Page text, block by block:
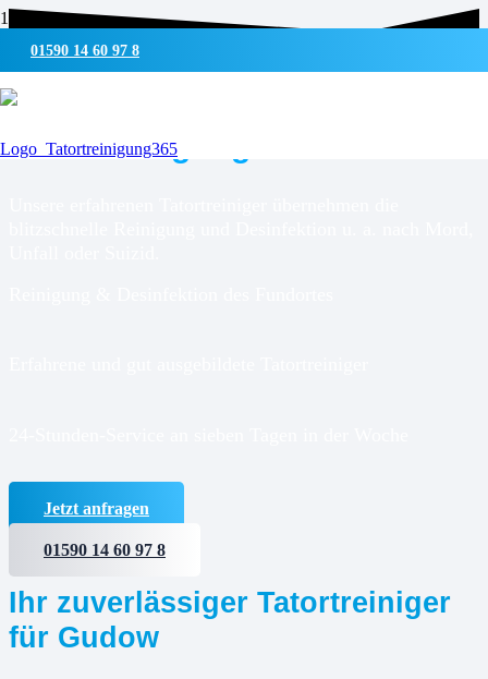
01590 14 60 97 8
UMWELTSCHONENDE REINIGUNG & DESINFEKTION
Tatortreinigung für
Jetzt anfragen
01590 14 60 97 8
Ihr zuverlässiger Tatortreiniger
für Gudow